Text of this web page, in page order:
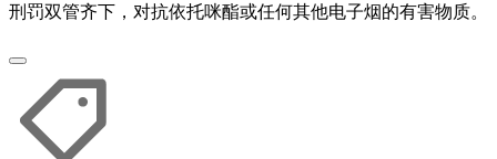
刑罚双管齐下，对抗依托咪酯或任何其他电子烟的有害物质。